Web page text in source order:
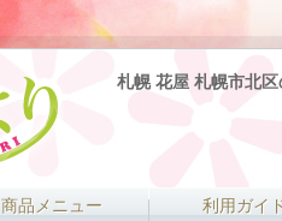
札幌 花屋 札幌市北
商品メニュー 利用ガイ